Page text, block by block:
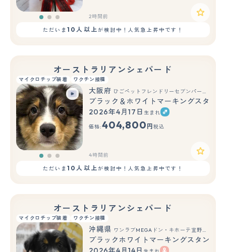
2時間前
ただいま10人以上が検討中！人気急上昇中です！
オーストラリアンシェパード
マイクロチップ装着 ワクチン接種
もっと見る
大阪府 ひごペットフレンドリーセブンパーク天美店
ブラック＆ホワイトマーキングスタン
2026年4月17日 生まれ
価格:404,800 円 税込
4時間前
ただいま10人以上が検討中！人気急上昇中です！
オーストラリアンシェパード
マイクロチップ装着 ワクチン接種
沖縄県 ワンラブMEGAドン・キホーテ宜野湾店(FC)
ブラックホワイトマーキングスタンポ